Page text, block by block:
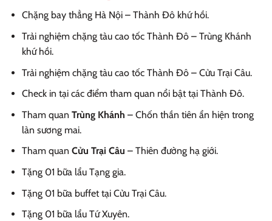
Chặng bay thẳng Hà Nội – Thành Đô khứ hồi.
Trải nghiệm chặng tàu cao tốc Thành Đô – Trùng Khánh
khứ hồi.
Trải nghiệm chặng tàu cao tốc Thành Đô – Cửu Trại Câu.
Check in tại các điểm tham quan nổi bật tại Thành Đô.
Tham quan Trùng Khánh – Chốn thần tiên ẩn hiện trong
làn sương mai.
Tham quan Cửu Trại Câu – Thiên đường hạ giới.
Tặng 01 bữa lẩu Tạng gia.
Tặng 01 bữa buffet tại Cửu Trại Câu.
Tặng 01 bữa lẩu Tứ Xuyên.